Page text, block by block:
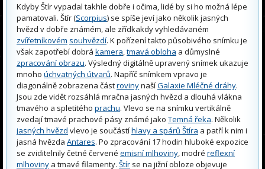
Kdyby Štír vypadal takhle dobře i očima, lidé by si ho možná lépe
pamatovali. Štír (Scorpius) se spíše jeví jako několik jasných
hvězd v dobře známém, ale zřídkakdy vyhledávaném
zvířetníkovém souhvězdí. K pořízení takto působivého snímku je
však zapotřebí dobrá kamera,tmavá obloha a důmyslné
zpracování obrazu. Výsledný digitálně upravený snímek ukazuje
mnoho úchvatných útvarů. Napříč snímkem vpravo je
diagonálně zobrazena částrovinynašíGalaxie Mléčné dráhy.
Jsou zde vidět rozsáhlá mračna jasných hvězd a dlouhá vlákna
tmavého a spletitého prachu. Vlevo se na snímku vertikálně
zvedají tmavé prachové pásy známé jako Temná řeka. Několik
jasných hvězd vlevo je součástíhlavy a spárů Štíra a patří k nim i
jasná hvězda Antares. Po zpracování 17 hodin hluboké expozice
se zviditelnily četné červené emisní mlhoviny, modré reflexní
mlhoviny a tmavé filamenty. Štír se na jižní obloze objevuje